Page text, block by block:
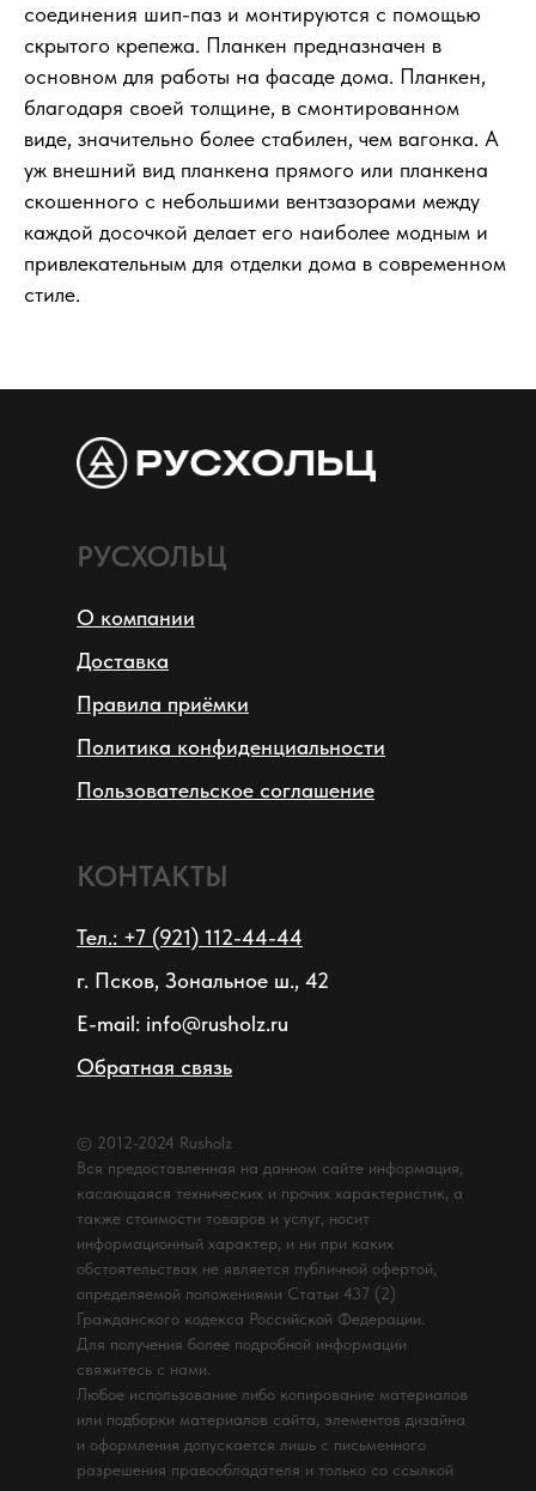
КУпить билет
соединения шип-паз и монтируются с помощью
скрытого крепежа. Планкен предназначен в
основном для работы на фасаде дома. Планкен,
благодаря своей толщине, в смонтированном
виде, значительно более стабилен, чем вагонка. А
уж внешний вид планкена прямого или планкена
скошенного с небольшими вентзазорами между
каждой досочкой делает его наиболее модным и
привлекательным для отделки дома в современном
стиле.
© 2012-2024 Rusholz
Вся предоставленная на данном сайте информация,
касающаяся технических и прочих характеристик, а
также стоимости товаров и услуг, носит
информационный характер, и ни при каких
обстоятельствах не является публичной офертой,
определяемой положениями Статьи 437 (2)
Гражданского кодекса Российской Федерации.
Для получения более подробной информации
свяжитесь с нами.
Любое использование либо копирование материалов
или подборки материалов сайта, элементов дизайна
и оформления допускается лишь с письменного
разрешения правообладателя и только со ссылкой
РУСХОЛЬЦ
О компании
Доставка
Правила приёмки
Политика конфиденциальности
Пользовательское соглашение
КОНТАКТЫ
Тел.: +7 (921) 112-44-44
г. Псков, Зональное ш., 42
E-mail: info@rusholz.ru
Обратная связь